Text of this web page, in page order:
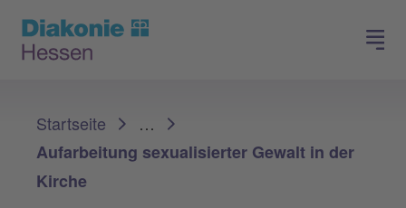
Spenden
Startseite
…
Aufarbeitung sexualisierter Gewalt in der
Kirche